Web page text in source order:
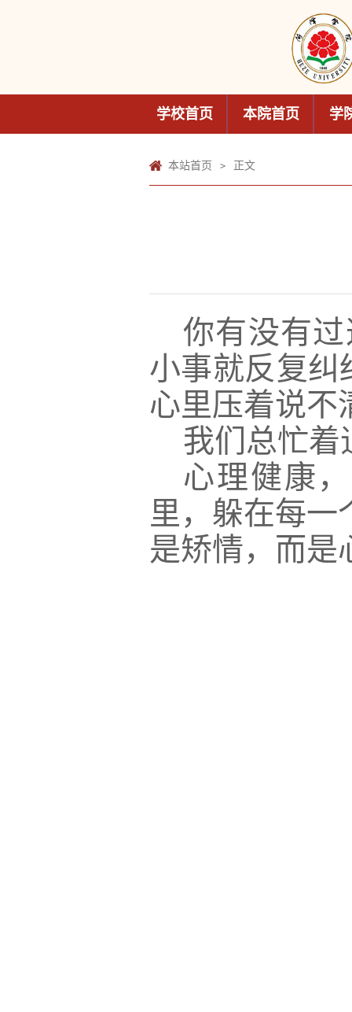
学校首页 本院首页 学
本站首页 > 正文
你有没有
小事就反复纠
心里压着说
我们总忙着
心理健康
里，躲在每
是矫情，而是